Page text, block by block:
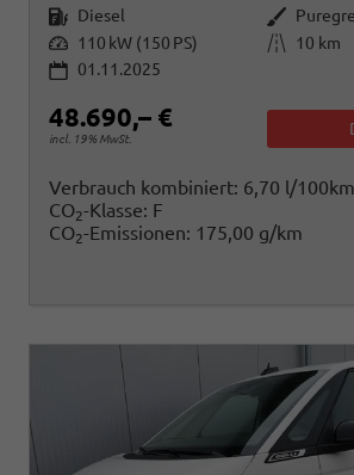
Kraftstoff Diesel Außenfarbe
Leistung 110 kW (150 PS) Kilometerstand
10 km
01.11.2025
48.690,– €
incl. 19% MwSt.
Verbrauch kombiniert: 6,70 l/100km
CO2-Klasse: F
CO2-Emissionen: 175,00 g/km